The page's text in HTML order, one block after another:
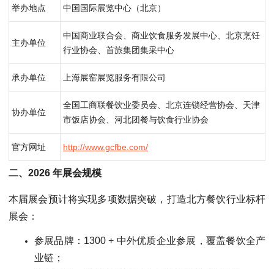
举办地点 中国国际展览中心（北京）
主办单位
中国商业联合会、商业饮食服务发展中心、北京烹饪
行业协会、首旅集团集采中心
承办单位 上海展窑展览服务有限公司
协办单位
全国工商联餐饮业委员会、北京连锁经营协会、天津
市饭店协会、河北团餐与饮食行业协会
官方网址 http://www.gcfbe.com/
二、2026 年展会规模
本届展会预计将实现多项数据突破，打造北方餐饮行业标杆
展会：
参展品牌：1300 + 中外优质企业参展，覆盖餐饮全产
业链；